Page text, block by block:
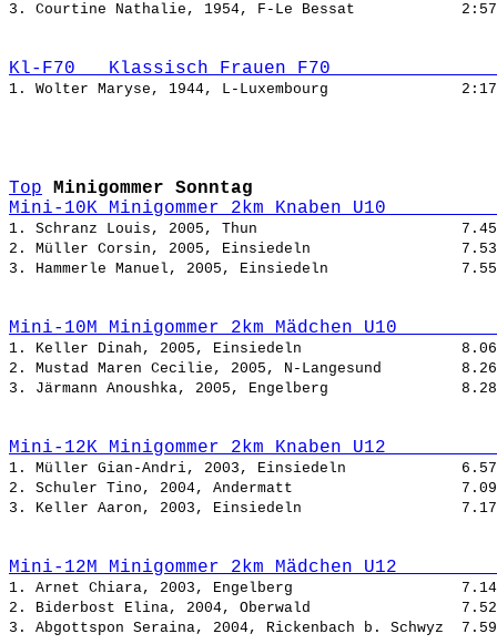
3. Courtine Nathalie, 1954, F-Le Bessat
Kl-F70   Klassisch Frauen F70
1. Wolter Maryse, 1944, L-Luxembourg
Top
Minigommer Sonntag
Mini-10K Minigommer 2km Knaben U10
1. Schranz Louis, 2005, Thun
2. Müller Corsin, 2005, Einsiedeln
3. Hammerle Manuel, 2005, Einsiedeln
Mini-10M Minigommer 2km Mädchen U10
1. Keller Dinah, 2005, Einsiedeln
2. Mustad Maren Cecilie, 2005, N-Langesund
3. Järmann Anoushka, 2005, Engelberg
Mini-12K Minigommer 2km Knaben U12
1. Müller Gian-Andri, 2003, Einsiedeln
2. Schuler Tino, 2004, Andermatt
3. Keller Aaron, 2003, Einsiedeln
Mini-12M Minigommer 2km Mädchen U12
1. Arnet Chiara, 2003, Engelberg
2. Biderbost Elina, 2004, Oberwald
3. Abgottspon Seraina, 2004, Rickenbach b. Schwyz